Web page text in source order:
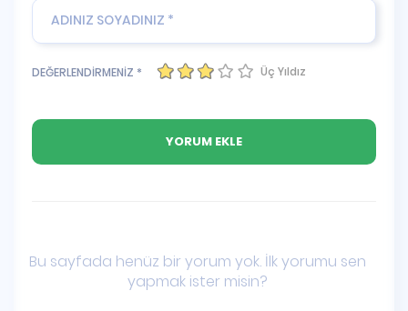
DEĞERLENDİRMENİZ * Üç Yıldız
Bu sayfada henüz bir yorum yok. İlk yorumu sen
yapmak ister misin?